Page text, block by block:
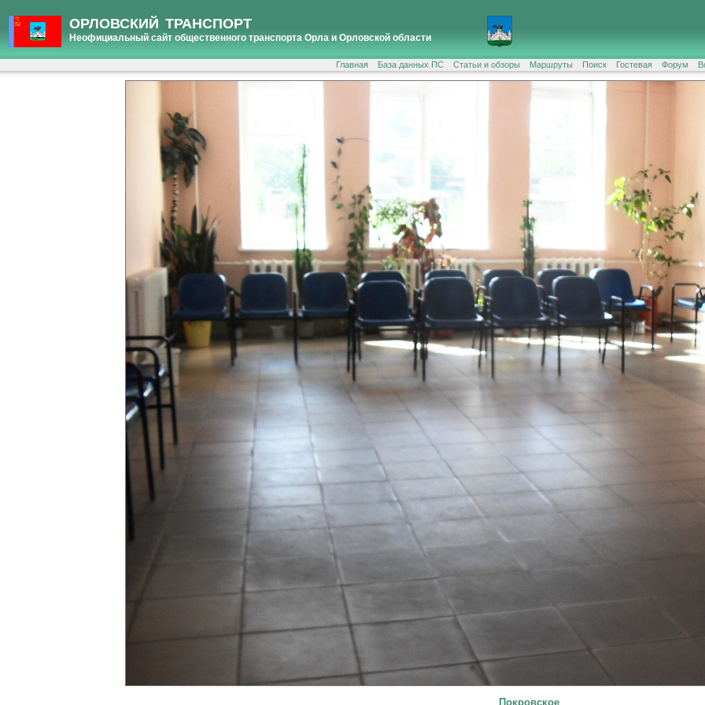
ОРЛОВСКИЙ ТРАНСПОРТ
Неофициальный сайт общественного транспорта Орла и Орловской области
Главная База данных ПС Статьи и обзоры Маршруты Поиск Гостевая Форум
Покровское